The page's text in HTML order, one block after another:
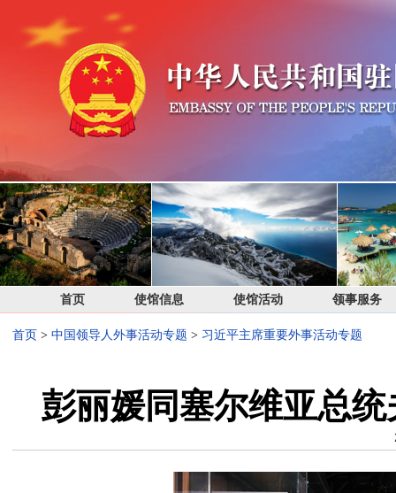
首页 使馆信息 使馆活动 领事服务
首页 > 中国领导人外事活动专题 > 习近平主席重要外事活动专题
彭丽媛同塞尔维亚总